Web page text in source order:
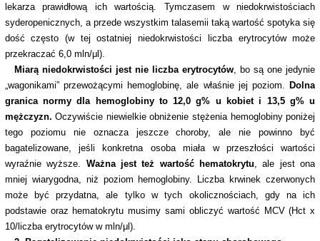
lekarza prawidłową ich wartością. Tymczasem w niedokrwistościach
syderopenicznych, a przede wszystkim talasemii taką wartość spotyka się
dość często (w tej ostatniej niedokrwistości liczba erytrocytów może
przekraczać 6,0 mln/μl).
Miarą niedokrwistości jest nie liczba erytrocytów , bo są one jedynie
„wagonikami” przewożącymi hemoglobinę, ale właśnie jej poziom.Dolna
granica normy dla hemoglobiny to 12,0 g% u kobiet i 13,5 g% u
mężczyzn. Oczywiście niewielkie obniżenie stężenia hemoglobiny poniżej
tego poziomu nie oznacza jeszcze choroby, ale nie powinno być
bagatelizowane, jeśli konkretna osoba miała w przeszłości wartości
wyraźnie wyższe. Ważna jest też wartość hematokrytu , ale jest ona
mniej wiarygodna, niż poziom hemoglobiny. Liczba krwinek czerwonych
może być przydatna, ale tylko w tych okolicznościach, gdy na ich
podstawie oraz hematokrytu musimy sami obliczyć wartość MCV (Hct x
10/liczba erytrocytów w mln/μl).